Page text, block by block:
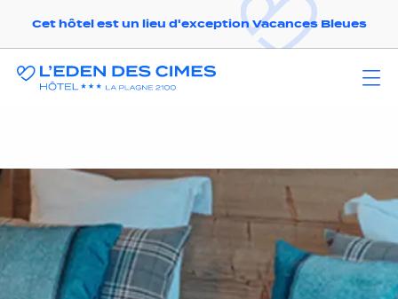
Cet hôtel est un lieu d'exception Vacances Bleues